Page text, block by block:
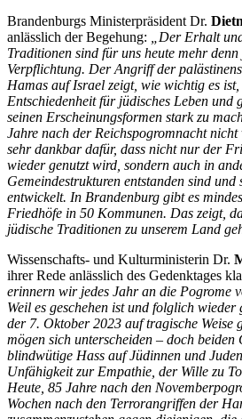
Brandenburgs Ministerpräsident Dr.
anlässlich der Begehung: „Der Erhalt
Traditionen sind für uns heute mehr
Verpflichtung. Der Angriff der
Hamas auf Israel zeigt, wie wichtig es
Entschiedenheit für jüdisches Leben und
seinen Erscheinungsformen stark zu
Jahre nach der Reichspogromnacht nicht
sehr dankbar dafür, dass nicht nur der
wieder genutzt wird, sondern auch in
Gemeindestrukturen entstanden sind und
entwickelt. In Brandenburg gibt es
Friedhöfe in 50 Kommunen. Das zeigt,
jüdische Traditionen zu unserem Land
Wissenschafts- und Kulturministerin Dr.
ihrer Rede anlässlich des Gedenktages
erinnern wir jedes Jahr an die Pogrome
Weil es geschehen ist und folglich wieder
der 7. Oktober 2023 auf tragische Weise
mögen sich unterscheiden – doch beiden
blindwütige Hass auf Jüdinnen und
Unfähigkeit zur Empathie, der Wille zu
Heute, 85 Jahre nach den
Wochen nach den Terrorangriffen der